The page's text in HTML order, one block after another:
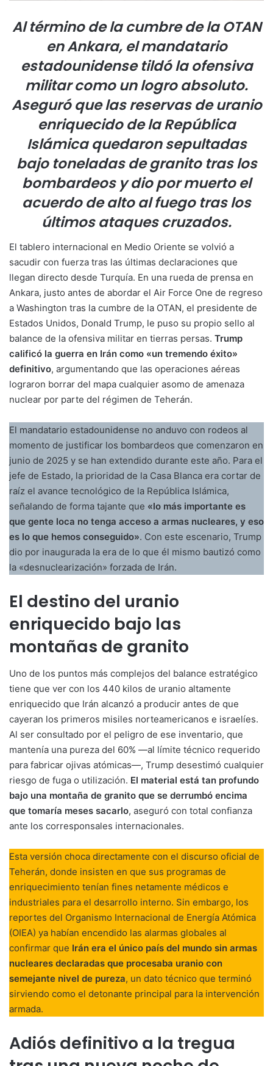
Al término de la cumbre de la OTAN
en Ankara, el mandatario
estadounidense tildó la ofensiva
militar como un logro absoluto.
Aseguró que las reservas de uranio
enriquecido de la República
Islámica quedaron sepultadas
bajo toneladas de granito tras los
bombardeos y dio por muerto el
acuerdo de alto al fuego tras los
últimos ataques cruzados.
El tablero internacional en Medio Oriente se volvió a
sacudir con fuerza tras las últimas declaraciones que
llegan directo desde Turquía. En una rueda de prensa en
Ankara, justo antes de abordar el Air Force One de regreso
a Washington tras la cumbre de la OTAN, el presidente de
Estados Unidos, Donald Trump, le puso su propio sello al
balance de la ofensiva militar en tierras persas. Trump
calificó la guerra en Irán como «un tremendo éxito»
definitivo, argumentando que las operaciones aéreas
lograron borrar del mapa cualquier asomo de amenaza
nuclear por parte del régimen de Teherán.
El mandatario estadounidense no anduvo con rodeos al
momento de justificar los bombardeos que comenzaron en
junio de 2025 y se han extendido durante este año. Para el
jefe de Estado, la prioridad de la Casa Blanca era cortar de
raíz el avance tecnológico de la República Islámica,
señalando de forma tajante que «lo más importante es
que gente loca no tenga acceso a armas nucleares, y eso
es lo que hemos conseguido». Con este escenario, Trump
dio por inaugurada la era de lo que él mismo bautizó como
la «desnuclearización» forzada de Irán.
El destino del uranio
enriquecido bajo las
montañas de granito
Uno de los puntos más complejos del balance estratégico
tiene que ver con los 440 kilos de uranio altamente
enriquecido que Irán alcanzó a producir antes de que
cayeran los primeros misiles norteamericanos e israelíes.
Al ser consultado por el peligro de ese inventario, que
mantenía una pureza del 60% —al límite técnico requerido
para fabricar ojivas atómicas—, Trump desestimó cualquier
riesgo de fuga o utilización. El material está tan profundo
bajo una montaña de granito que se derrumbó encima
que tomaría meses sacarlo, aseguró con total confianza
ante los corresponsales internacionales.
Esta versión choca directamente con el discurso oficial de
Teherán, donde insisten en que sus programas de
enriquecimiento tenían fines netamente médicos e
industriales para el desarrollo interno. Sin embargo, los
reportes del Organismo Internacional de Energía Atómica
(OIEA) ya habían encendido las alarmas globales al
confirmar que Irán era el único país del mundo sin armas
nucleares declaradas que procesaba uranio con
semejante nivel de pureza, un dato técnico que terminó
sirviendo como el detonante principal para la intervención
armada.
Adiós definitivo a la tregua